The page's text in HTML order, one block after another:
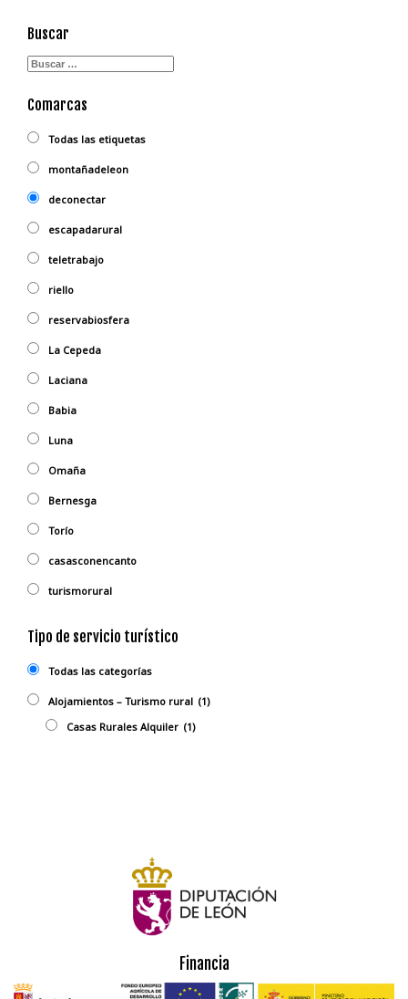
Buscar
Comarcas
Todas las etiquetas
montañadeleon
deconectar
escapadarural
teletrabajo
riello
reservabiosfera
La Cepeda
Laciana
Babia
Luna
Omaña
Bernesga
Torío
casasconencanto
turismorural
Tipo de servicio turístico
Todas las categorías
Alojamientos – Turismo rural (1)
Casas Rurales Alquiler (1)
Financia